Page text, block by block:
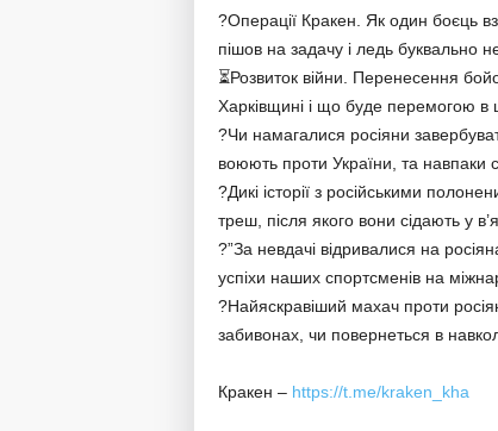
?Операції Кракен. Як один боєць
пішов на задачу і ледь буквально
⏳Розвиток війни. Перенесення
Харківщині і що буде перемогою в
?Чи намагалися росіяни
воюють проти України, та навпаки
?Дикі історії з російськими
треш, після якого вони сідають у
?”За невдачі відривалися на
успіхи наших спортсменів на
?Найяскравіший махач проти
забивонах, чи повернеться в
Кракен – https://t.me/kraken_kha